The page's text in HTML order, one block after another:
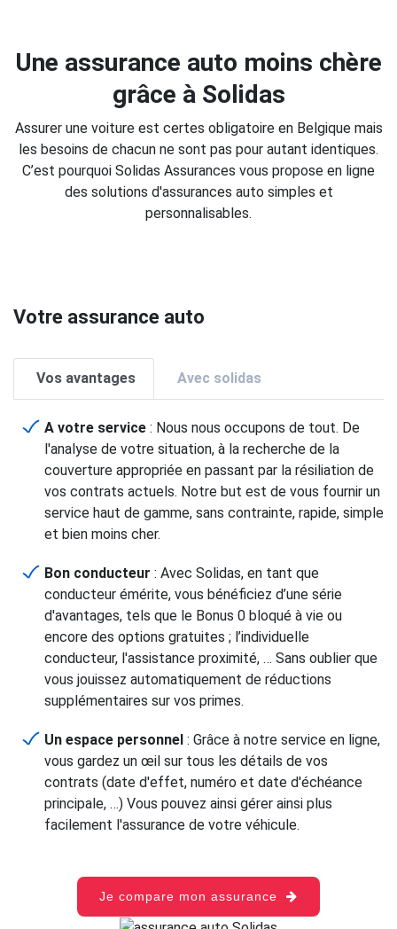
Une assurance auto moins chère
grâce à Solidas
Assurer une voiture est certes obligatoire en Belgique mais
les besoins de chacun ne sont pas pour autant identiques.
C’est pourquoi Solidas Assurances vous propose en ligne
des solutions d'assurances auto simples et
personnalisables.
Votre assurance auto
Vos avantages Avec solidas
A votre service : Nous nous occupons de tout. De
l'analyse de votre situation, à la recherche de la
couverture appropriée en passant par la résiliation de
vos contrats actuels. Notre but est de vous fournir un
service haut de gamme, sans contrainte, rapide, simple
et bien moins cher.
Bon conducteur : Avec Solidas, en tant que
conducteur émérite, vous bénéficiez d’une série
d'avantages, tels que le Bonus 0 bloqué à vie ou
encore des options gratuites ; l’individuelle
conducteur, l'assistance proximité, … Sans oublier que
vous jouissez automatiquement de réductions
supplémentaires sur vos primes.
Un espace personnel : Grâce à notre service en ligne,
vous gardez un œil sur tous les détails de vos
contrats (date d'effet, numéro et date d'échéance
principale, …) Vous pouvez ainsi gérer ainsi plus
facilement l'assurance de votre véhicule.
Je compare mon assurance